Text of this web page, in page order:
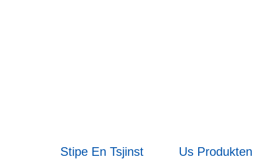
Stipe En Tsjinst Us Produkten